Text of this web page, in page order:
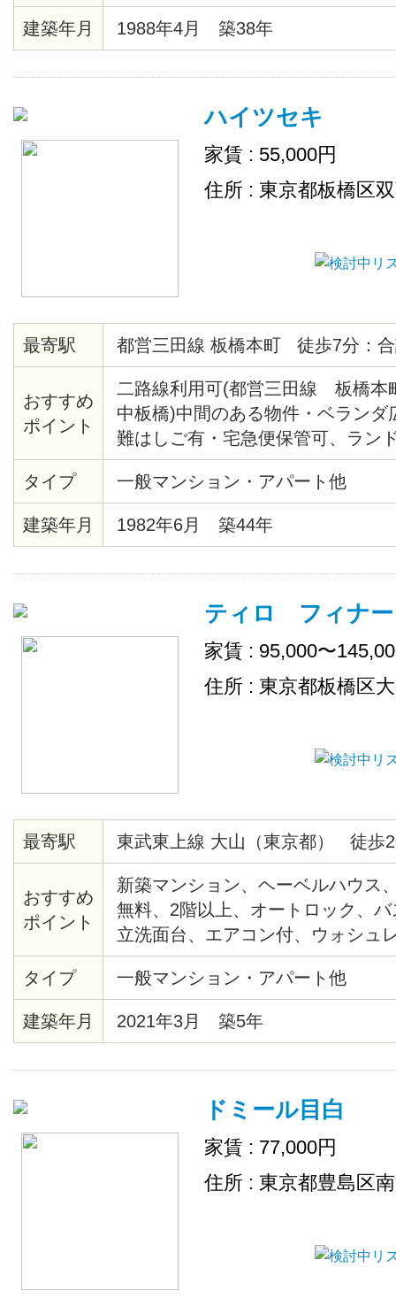
Ｍ、フリーＷｉＦｉ
建築年月 1988年4月 築38年
ハイツセキ
家賃 : 55,000円
住所 : 東京都板橋区
最寄駅 都営三田線 板橋本町 徒歩7分：
おすすめ
ポイント
二路線利用可(都営三田線 板橋
中板橋)中間のある物件・ベランダ
難はしご有・宅急便保管可、ラン
い物近し・風呂、トイレ別・総合
有
タイプ 一般マンション・アパート他
建築年月 1982年6月 築44年
ティロ フィナ
家賃 : 95,000〜
住所 : 東京都板橋区
最寄駅 東武東上線 大山（東京都） 徒歩
おすすめ
ポイント
新築マンション、ヘーベルハウス
無料、2階以上、オートロック、
立洗面台、エアコン付、ウォシュ
機、追い炊き、室内物干し、複層
ラ、宅配ＢＯＸ有
タイプ 一般マンション・アパート他
建築年月 2021年3月 築5年
ドミール目白
家賃 : 77,000円
住所 : 東京都豊島区